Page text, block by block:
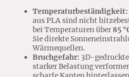
Temperaturbeständigkeit:
aus PLA sind nicht
bei Temperaturen über85
Sie direkte
Wärmequellen.
Bruchgefahr: 3D-
starker Belastung